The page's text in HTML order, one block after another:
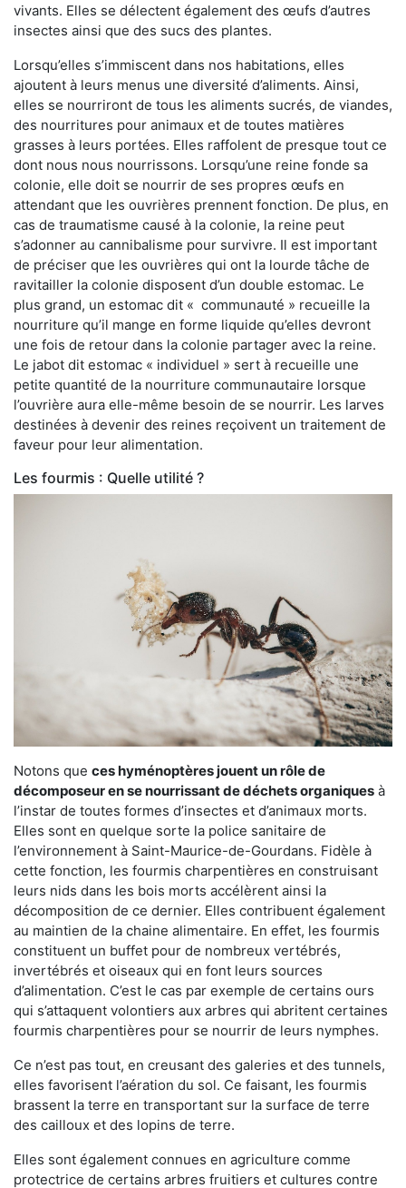
vivants. Elles se délectent également des œufs d’autres
insectes ainsi que des sucs des plantes.
Lorsqu’elles s’immiscent dans nos habitations, elles
ajoutent à leurs menus une diversité d’aliments. Ainsi,
elles se nourriront de tous les aliments sucrés, de viandes,
des nourritures pour animaux et de toutes matières
grasses à leurs portées. Elles raffolent de presque tout ce
dont nous nous nourrissons. Lorsqu’une reine fonde sa
colonie, elle doit se nourrir de ses propres œufs en
attendant que les ouvrières prennent fonction. De plus, en
cas de traumatisme causé à la colonie, la reine peut
s’adonner au cannibalisme pour survivre. Il est important
de préciser que les ouvrières qui ont la lourde tâche de
ravitailler la colonie disposent d’un double estomac. Le
plus grand, un estomac dit « communauté » recueille la
nourriture qu’il mange en forme liquide qu’elles devront
une fois de retour dans la colonie partager avec la reine.
Le jabot dit estomac « individuel » sert à recueille une
petite quantité de la nourriture communautaire lorsque
l’ouvrière aura elle-même besoin de se nourrir. Les larves
destinées à devenir des reines reçoivent un traitement de
faveur pour leur alimentation.
Les fourmis : Quelle utilité ?
Notons que ces hyménoptères jouent un rôle de
décomposeur en se nourrissant de déchets organiques à
l’instar de toutes formes d’insectes et d’animaux morts.
Elles sont en quelque sorte la police sanitaire de
l’environnement à Saint-Maurice-de-Gourdans. Fidèle à
cette fonction, les fourmis charpentières en construisant
leurs nids dans les bois morts accélèrent ainsi la
décomposition de ce dernier. Elles contribuent également
au maintien de la chaine alimentaire. En effet, les fourmis
constituent un buffet pour de nombreux vertébrés,
invertébrés et oiseaux qui en font leurs sources
d’alimentation. C’est le cas par exemple de certains ours
qui s’attaquent volontiers aux arbres qui abritent certaines
fourmis charpentières pour se nourrir de leurs nymphes.
Ce n’est pas tout, en creusant des galeries et des tunnels,
elles favorisent l’aération du sol. Ce faisant, les fourmis
brassent la terre en transportant sur la surface de terre
des cailloux et des lopins de terre.
Elles sont également connues en agriculture comme
protectrice de certains arbres fruitiers et cultures contre